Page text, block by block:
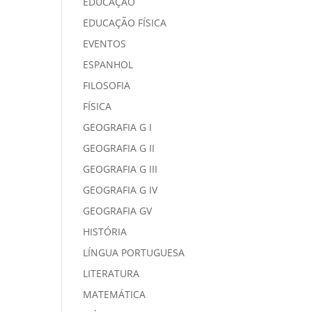
EDUCAÇÃO FÍSICA
EVENTOS
ESPANHOL
FILOSOFIA
FÍSICA
GEOGRAFIA G I
GEOGRAFIA G II
GEOGRAFIA G III
GEOGRAFIA G IV
GEOGRAFIA GV
HISTÓRIA
LÍNGUA PORTUGUESA
LITERATURA
MATEMÁTICA